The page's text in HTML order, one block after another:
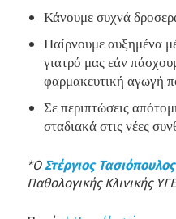
Κάνουμε συχνά
Παίρνουμε αυξημένα
γιατρό μας εάν
φαρμακευτική αγωγή
Σε περιπτώσεις
σταδιακά στις νέες
*OΣτέργιος Τασιόπουλος
Παθολογικής Κλινικής